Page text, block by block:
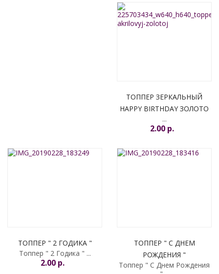
ТОППЕР ЗЕРКАЛЬНЫЙ
HAPPY BIRTHDAY ЗОЛОТО
...
2.00 p.
ТОППЕР " 2 ГОДИКА "
Топпер " 2 Годика " ...
2.00 p.
ТОППЕР " С ДНЕМ
РОЖДЕНИЯ "
Топпер " С Днем Рождения